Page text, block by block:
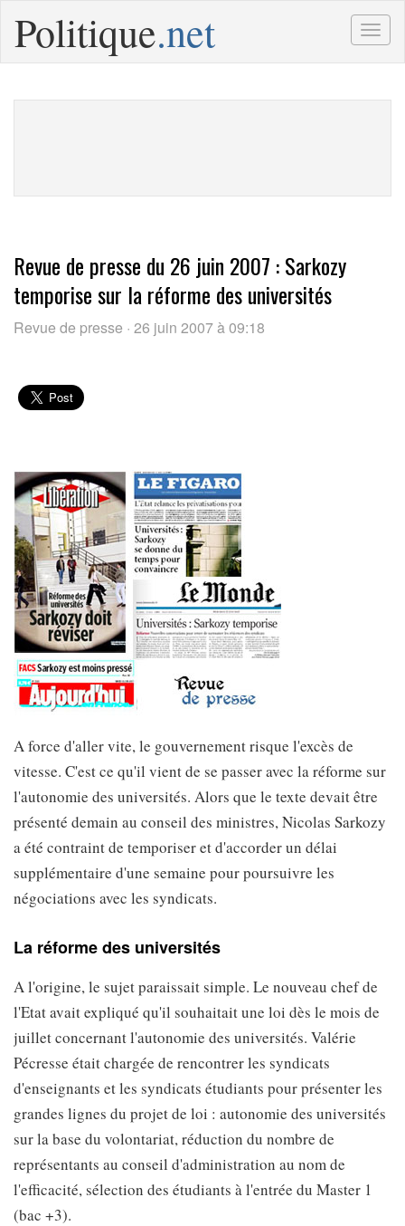
Politique.net
Revue de presse du 26 juin 2007 : Sarkozy
temporise sur la réforme des universités
Revue de presse · 26 juin 2007 à 09:18
A force d'aller vite, le gouvernement risque l'excès de
vitesse. C'est ce qu'il vient de se passer avec la réforme sur
l'autonomie des universités. Alors que le texte devait être
présenté demain au conseil des ministres, Nicolas Sarkozy
a été contraint de temporiser et d'accorder un délai
supplémentaire d'une semaine pour poursuivre les
négociations avec les syndicats.
La réforme des universités
A l'origine, le sujet paraissait simple. Le nouveau chef de
l'Etat avait expliqué qu'il souhaitait une loi dès le mois de
juillet concernant l'autonomie des universités. Valérie
Pécresse était chargée de rencontrer les syndicats
d'enseignants et les syndicats étudiants pour présenter les
grandes lignes du projet de loi : autonomie des universités
sur la base du volontariat, réduction du nombre de
représentants au conseil d'administration au nom de
l'efficacité, sélection des étudiants à l'entrée du Master 1
(bac +3).